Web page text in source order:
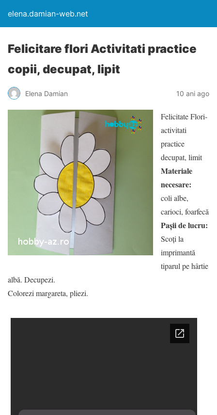
elena.damian-web.net
Felicitare flori Activitati practice
copii, decupat, lipit
Elena Damian 10 ani ago
Felicitate Flori-
activitati
practice
decupat, limit
Materiale
necesare:
coli albe,
carioci, foarfecă
Pașii de lucru:
Scoți la
imprimantă
tiparul pe hârtie
albă. Decupezi.
Colorezi margareta, pliezi.